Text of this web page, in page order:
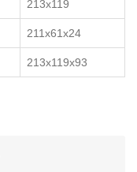
213х119
211х61х24
213х119х93